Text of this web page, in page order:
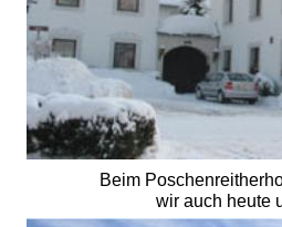
Beim
wir auch heute